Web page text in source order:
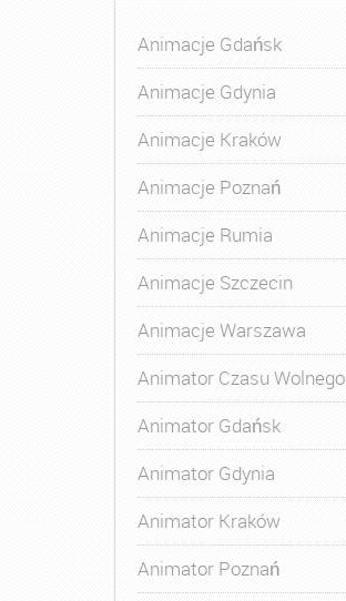
Animacje Gdańsk
Animacje Gdynia
Animacje Kraków
Animacje Poznań
Animacje Rumia
Animacje Szczecin
Animacje Warszawa
Animator Czasu Wolnego
Animator Gdańsk
Animator Gdynia
Animator Kraków
Animator Poznań